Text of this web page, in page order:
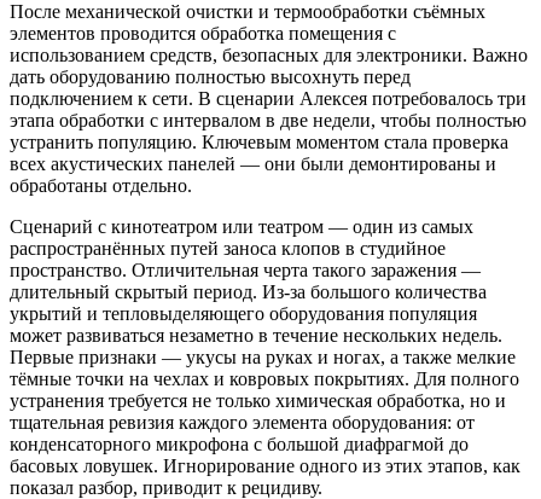
После механической очистки и термообработки съёмных
элементов проводится обработка помещения с
использованием средств, безопасных для электроники. Важно
дать оборудованию полностью высохнуть перед
подключением к сети. В сценарии Алексея потребовалось три
этапа обработки с интервалом в две недели, чтобы полностью
устранить популяцию. Ключевым моментом стала проверка
всех акустических панелей — они были демонтированы и
обработаны отдельно.
Сценарий с кинотеатром или театром — один из самых
распространённых путей заноса клопов в студийное
пространство. Отличительная черта такого заражения —
длительный скрытый период. Из-за большого количества
укрытий и тепловыделяющего оборудования популяция
может развиваться незаметно в течение нескольких недель.
Первые признаки — укусы на руках и ногах, а также мелкие
тёмные точки на чехлах и ковровых покрытиях. Для полного
устранения требуется не только химическая обработка, но и
тщательная ревизия каждого элемента оборудования: от
конденсаторного микрофона с большой диафрагмой до
басовых ловушек. Игнорирование одного из этих этапов, как
показал разбор, приводит к рецидиву.